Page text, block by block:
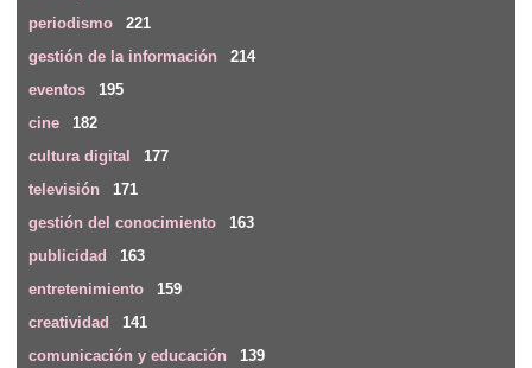
periodismo
221
gestión de la información
214
eventos
195
cine
182
cultura digital
177
televisión
171
gestión del conocimiento
163
publicidad
163
entretenimiento
159
creatividad
141
comunicación y educación
139